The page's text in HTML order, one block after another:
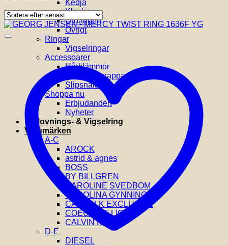
Kedja
Klockor
Örhängen
Övrigt
Ringar
Vigselringar
Accessoarer
Hårklämmor
Manchettknappar
Slipsnålar
Shoppa nu
Erbjudanden
Nyheter
Förlovnings- & Vigselring
Varumärken
A-C
AROCK
astrid & agnes
BOSS
BY BILLGREN
CAROLINE SVEDBOM
CAROLINA GYNNING
CATWALK EXCLUSIVE
COEUR DE LION
CALVIN KLEIN
D-E
DIESEL
efter
senaste